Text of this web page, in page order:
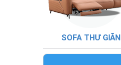
SOFA THƯ GIÃN